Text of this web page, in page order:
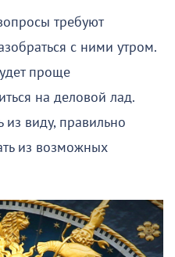
требуют
с ними утром.
проще
на деловой лад.
из виду, правильно
из возможных